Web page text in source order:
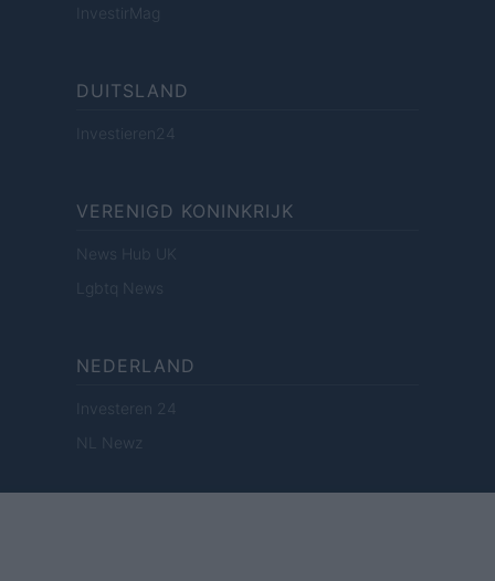
InvestirMag
DUITSLAND
Investieren24
VERENIGD KONINKRIJK
News Hub UK
Lgbtq News
NEDERLAND
Investeren 24
NL Newz